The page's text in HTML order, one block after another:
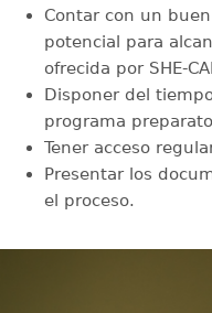
Contar con un
potencial para
ofrecida por SHE-
Disponer del
programa
Tener acceso
Presentar los
el proceso.